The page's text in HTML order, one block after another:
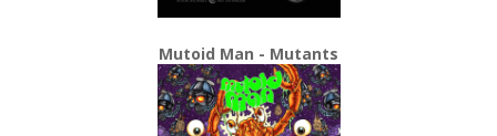
Mutoid Man - Mutants